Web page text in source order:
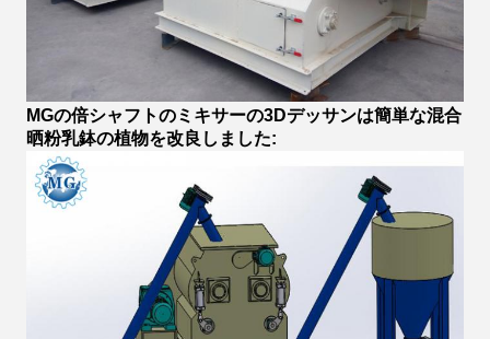
MGの倍シャフトのミキサーの3Dデッサンは簡単な混合
晒粉乳鉢の植物を改良しました: